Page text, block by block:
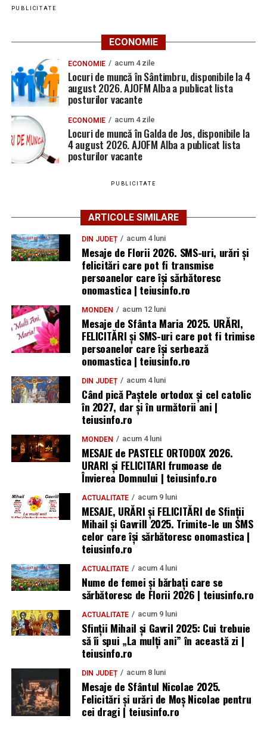
PUBLICITATE
ECONOMIE
ECONOMIE acum 4 zile
Locuri de muncă în Sântimbru, disponibile la 4
august 2026. AJOFM Alba a publicat lista
posturilor vacante
ECONOMIE acum 4 zile
Locuri de muncă în Galda de Jos, disponibile la
4 august 2026. AJOFM Alba a publicat lista
posturilor vacante
PUBLICITATE
ARTICOLE SIMILARE
DIN JUDEȚ acum 4 luni
Mesaje de Florii 2026. SMS-uri, urări și
felicitări care pot fi transmise
persoanelor care îşi sărbătoresc
onomastica | teiusinfo.ro
MONDEN acum 12 luni
Mesaje de Sfânta Maria 2025. URĂRI,
FELICITĂRI și SMS-uri care pot fi trimise
persoanelor care își serbează
onomastica | teiusinfo.ro
DIN JUDEȚ acum 4 luni
Când pică Paștele ortodox și cel catolic
în 2027, dar și în următorii ani |
teiusinfo.ro
MONDEN acum 4 luni
MESAJE de PASTELE ORTODOX 2026.
URARI și FELICITARI frumoase de
Învierea Domnului | teiusinfo.ro
ACTUALITATE acum 9 luni
MESAJE, URĂRI și FELICITĂRI de Sfinții
Mihail și Gavrill 2025. Trimite-le un SMS
celor care își sărbătoresc onomastica |
teiusinfo.ro
ACTUALITATE acum 4 luni
Nume de femei și bărbați care se
sărbătoresc de Florii 2026 | teiusinfo.ro
ACTUALITATE acum 9 luni
Sfinții Mihail și Gavril 2025: Cui trebuie
să îi spui „La mulţi ani” în această zi |
teiusinfo.ro
DIN JUDEȚ acum 8 luni
Mesaje de Sfântul Nicolae 2025.
Felicitări și urări de Moș Nicolae pentru
cei dragi | teiusinfo.ro